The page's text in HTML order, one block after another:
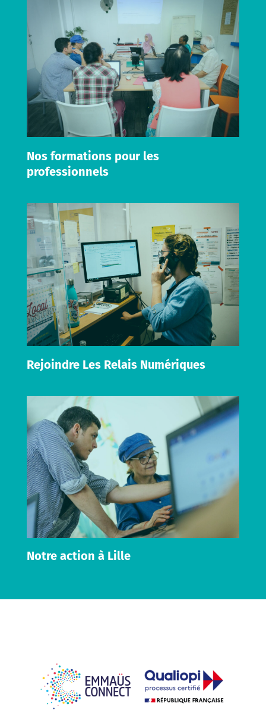
Nos formations pour les
professionnels
Rejoindre Les Relais Numériques
Notre action à Lille